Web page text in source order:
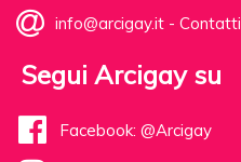
info@arcigay.it - Contatti
Segui Arcigay su
Facebook: @Arcigay